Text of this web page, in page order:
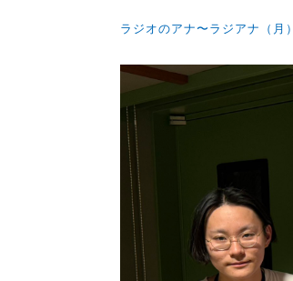
ラジオのアナ〜ラジアナ（月）